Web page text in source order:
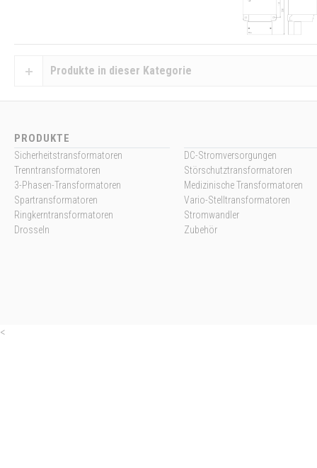
Produkte in dieser Kategorie
PRODUKTE
Sicherheitstransformatoren
Trenntransformatoren
3-Phasen-Transformatoren
Spartransformatoren
Ringkerntransformatoren
Drosseln
DC-Stromversorgungen
Störschutztransformatoren
Medizinische Transformatoren
Vario-Stelltransformatoren
Stromwandler
Zubehör
<